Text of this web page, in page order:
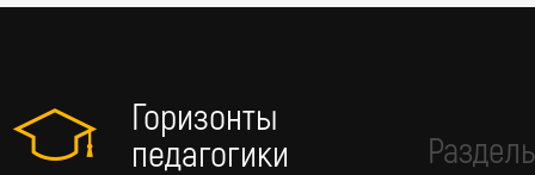
Горизонты
педагогики